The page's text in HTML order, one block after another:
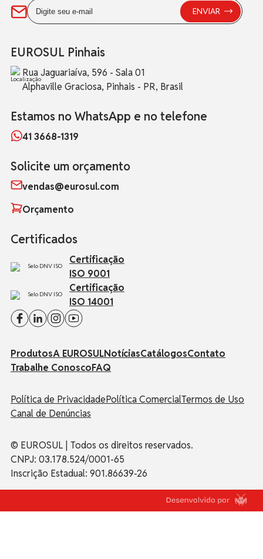
EUROSUL Pinhais
Rua Jaguariaíva, 596 - Sala 01
Alphaville Graciosa, Pinhais - PR, Brasil
Estamos no WhatsApp e no telefone
41 3668-1319
Solicite um orçamento
vendas@eurosul.com
Orçamento
Certificados
Certificação
ISO 9001
Certificação
ISO 14001
ProdutosA EUROSULNotíciasCatálogosContato
Trabalhe ConoscoFAQ
Política de PrivacidadePolítica ComercialTermos de Uso
Canal de Denúncias
© EUROSUL | Todos os direitos reservados.
CNPJ: 03.178.524/0001-65
Inscrição Estadual: 901.86639-26